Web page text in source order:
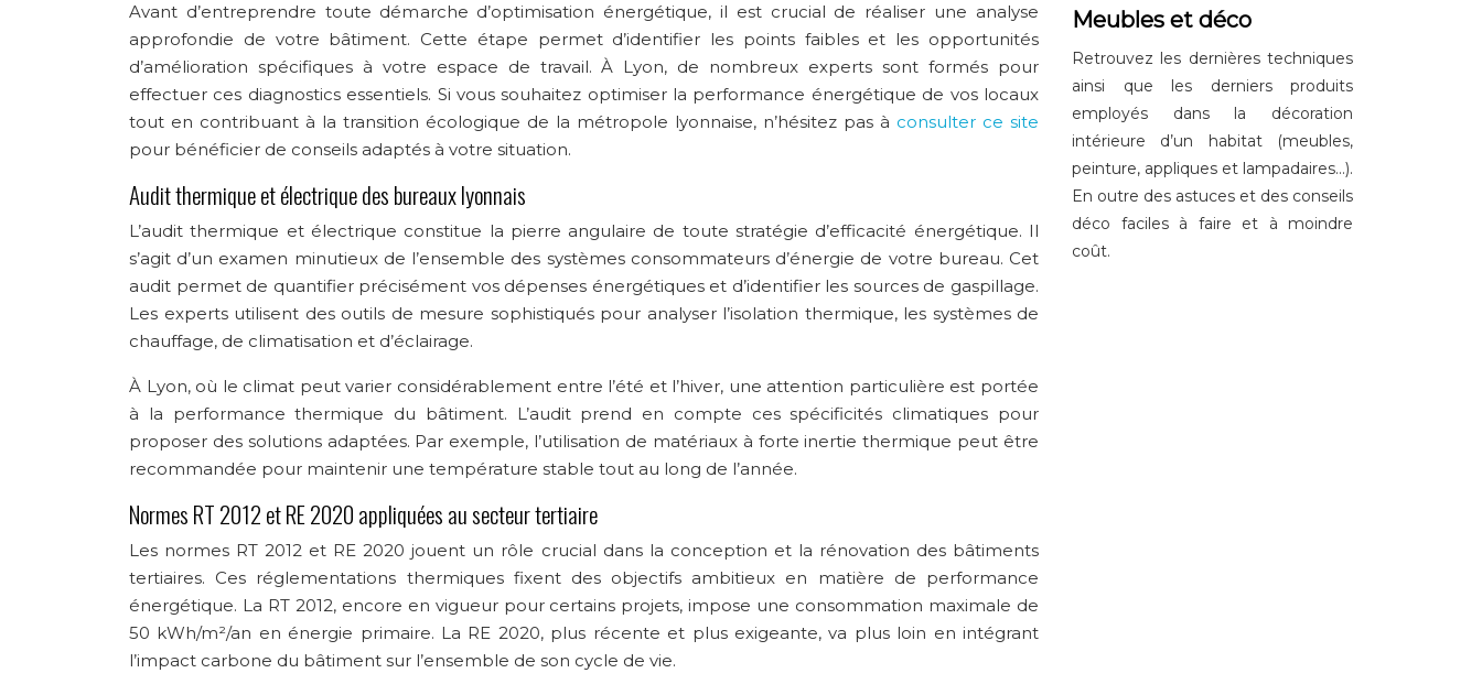
Avant d’entreprendre toute démarche d’optimisation énergétique, il est crucial de réaliser une analyse
approfondie de votre bâtiment. Cette étape permet d’identifier les points faibles et les opportunités
d’amélioration spécifiques à votre espace de travail. À Lyon, de nombreux experts sont formés pour
effectuer ces diagnostics essentiels. Si vous souhaitez optimiser la performance énergétique de vos locaux
tout en contribuant à la transition écologique de la métropole lyonnaise, n’hésitez pas à consulter ce site
pour bénéficier de conseils adaptés à votre situation.
Audit thermique et électrique des bureaux lyonnais
L’audit thermique et électrique constitue la pierre angulaire de toute stratégie d’efficacité énergétique. Il
s’agit d’un examen minutieux de l’ensemble des systèmes consommateurs d’énergie de votre bureau. Cet
audit permet de quantifier précisément vos dépenses énergétiques et d’identifier les sources de gaspillage.
Les experts utilisent des outils de mesure sophistiqués pour analyser l’isolation thermique, les systèmes de
chauffage, de climatisation et d’éclairage.
À Lyon, où le climat peut varier considérablement entre l’été et l’hiver, une attention particulière est portée
à la performance thermique du bâtiment. L’audit prend en compte ces spécificités climatiques pour
proposer des solutions adaptées. Par exemple, l’utilisation de matériaux à forte inertie thermique peut être
recommandée pour maintenir une température stable tout au long de l’année.
Normes RT 2012 et RE 2020 appliquées au secteur tertiaire
Les normes RT 2012 et RE 2020 jouent un rôle crucial dans la conception et la rénovation des bâtiments
tertiaires. Ces réglementations thermiques fixent des objectifs ambitieux en matière de performance
énergétique. La RT 2012, encore en vigueur pour certains projets, impose une consommation maximale de
50 kWh/m²/an en énergie primaire. La RE 2020, plus récente et plus exigeante, va plus loin en intégrant
l’impact carbone du bâtiment sur l’ensemble de son cycle de vie.
Meubles et déco
Retrouvez les dernières techniques
ainsi que les derniers produits
employés dans la décoration
intérieure d’un habitat (meubles,
peinture, appliques et lampadaires…).
En outre des astuces et des conseils
déco faciles à faire et à moindre
coût.